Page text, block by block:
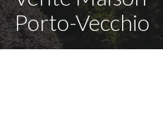
Porto-Vecchio